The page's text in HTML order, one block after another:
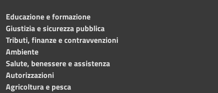
Educazione e formazione
Giustizia e sicurezza pubblica
Tributi, finanze e contravvenzioni
Ambiente
Salute, benessere e assistenza
Autorizzazioni
Agricoltura e pesca